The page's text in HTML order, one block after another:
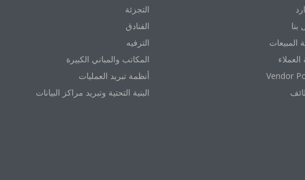
التجزئة
الفنادق
الترفيه
المكاتب والمباني الكبيرة
أنظمة تبريد العمليات
البنية التحتية وتبريد مراكز البيانات
بنا
المبيعات
العملاء
Vendor